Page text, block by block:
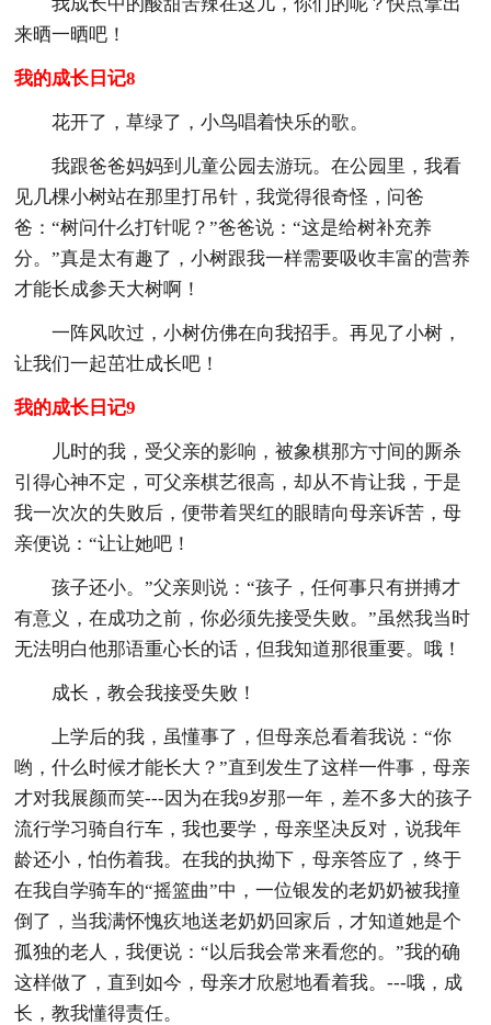
来晒一晒吧！
我的成长日记8
花开了，草绿了，小鸟唱着快乐的歌。
我跟爸爸妈妈到儿童公园去游玩。在公园里，我看
见几棵小树站在那里打吊针，我觉得很奇怪，问爸
爸：“树问什么打针呢？”爸爸说：“这是给树补充养
分。”真是太有趣了，小树跟我一样需要吸收丰富的营养
才能长成参天大树啊！
一阵风吹过，小树仿佛在向我招手。再见了小树，
让我们一起茁壮成长吧！
我的成长日记9
儿时的我，受父亲的影响，被象棋那方寸间的厮杀
引得心神不定，可父亲棋艺很高，却从不肯让我，于是
我一次次的失败后，便带着哭红的眼睛向母亲诉苦，母
亲便说：“让让她吧！
孩子还小。”父亲则说：“孩子，任何事只有拼搏才
有意义，在成功之前，你必须先接受失败。”虽然我当时
无法明白他那语重心长的话，但我知道那很重要。哦！
成长，教会我接受失败！
上学后的我，虽懂事了，但母亲总看着我说：“你
哟，什么时候才能长大？”直到发生了这样一件事，母亲
才对我展颜而笑---因为在我9岁那一年，差不多大的孩子
流行学习骑自行车，我也要学，母亲坚决反对，说我年
龄还小，怕伤着我。在我的执拗下，母亲答应了，终于
在我自学骑车的“摇篮曲”中，一位银发的老奶奶被我撞
倒了，当我满怀愧疚地送老奶奶回家后，才知道她是个
孤独的老人，我便说：“以后我会常来看您的。”我的确
这样做了，直到如今，母亲才欣慰地看着我。---哦，成
长，教我懂得责任。